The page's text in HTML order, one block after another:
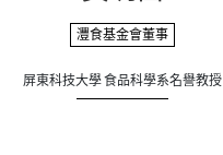
灃食基金會董事
屏東科技大學 食品科學系名譽教授